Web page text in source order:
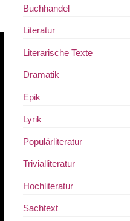
Buchhandel
Literatur
Literarische Texte
Dramatik
Epik
Lyrik
Populärliteratur
Trivialliteratur
Hochliteratur
Sachtext